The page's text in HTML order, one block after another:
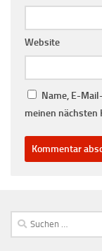
Website
Name, E-
meinen nächsten
Suchen
nach: